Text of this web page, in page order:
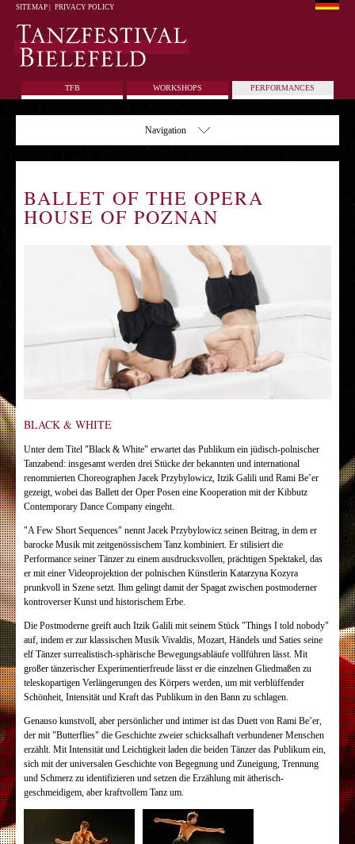
SITEMAP PRIVACY POLICY
TFB WORKSHOPS PERFORMANCES
Navigation
BALLET OF THE OPERA
HOUSE OF POZNAN
BLACK & WHITE
Unter dem Titel "Black & White" erwartet das Publikum ein jüdisch-polnischer
Tanzabend: insgesamt werden drei Stücke der bekannten und international
renommierten Choreographen Jacek Przybylowicz, Itzik Galili und Rami Be’er
gezeigt, wobei das Ballett der Oper Posen eine Kooperation mit der Kibbutz
Contemporary Dance Company eingeht.
"A Few Short Sequences" nennt Jacek Przybylowicz seinen Beitrag, in dem er
barocke Musik mit zeitgenössischem Tanz kombiniert. Er stilisiert die
Performance seiner Tänzer zu einem ausdrucksvollen, prächtigen Spektakel, das
er mit einer Videoprojektion der polnischen Künstlerin Katarzyna Kozyra
prunkvoll in Szene setzt. Ihm gelingt damit der Spagat zwischen postmoderner
kontroverser Kunst und historischem Erbe.
Die Postmoderne greift auch Itzik Galili mit seinem Stück "Things I told nobody"
auf, indem er zur klassischen Musik Vivaldis, Mozart, Händels und Saties seine
elf Tänzer surrealistisch-sphärische Bewegungsabläufe vollführen lässt. Mit
großer tänzerischer Experimentierfreude lässt er die einzelnen Gliedmaßen zu
teleskopartigen Verlängerungen des Körpers werden, um mit verblüffender
Schönheit, Intensität und Kraft das Publikum in den Bann zu schlagen.
Genauso kunstvoll, aber persönlicher und intimer ist das Duett von Rami Be’er,
der mit "Butterflies" die Geschichte zweier schicksalhaft verbundener Menschen
erzählt. Mit Intensität und Leichtigkeit laden die beiden Tänzer das Publikum ein,
sich mit der universalen Geschichte von Begegnung und Zuneigung, Trennung
und Schmerz zu identifizieren und setzen die Erzählung mit ätherisch-
geschmeidigem, aber kraftvollem Tanz um.